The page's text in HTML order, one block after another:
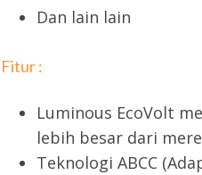
Dan lain lain
Fitur :
Luminous EcoVolt
lebih besar dari
Teknologi ABCC